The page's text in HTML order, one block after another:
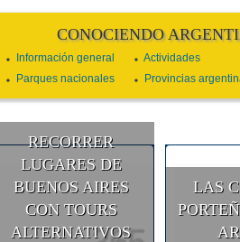
CONOCIENDO
Información general
Actividades
Parques nacionales
Provincias
RECORRER
LUGARES DE
BUENOS AIRES
CON TOURS
ALTERNATIVOS
LAS